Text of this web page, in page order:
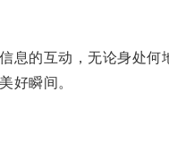
的互动，无论身处何
好瞬间。